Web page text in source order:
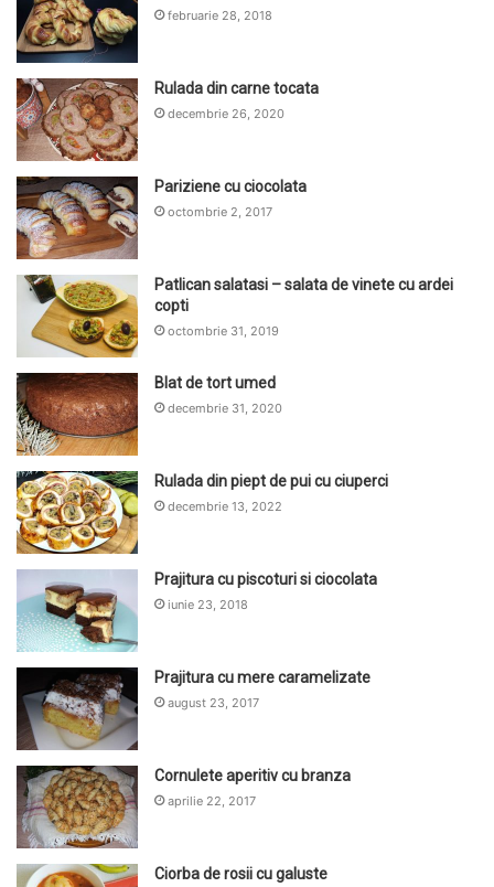
februarie 28, 2018
Rulada din carne tocata
decembrie 26, 2020
Pariziene cu ciocolata
octombrie 2, 2017
Patlican salatasi – salata de vinete cu ardei
copti
octombrie 31, 2019
Blat de tort umed
decembrie 31, 2020
Rulada din piept de pui cu ciuperci
decembrie 13, 2022
Prajitura cu piscoturi si ciocolata
iunie 23, 2018
Prajitura cu mere caramelizate
august 23, 2017
Cornulete aperitiv cu branza
aprilie 22, 2017
Ciorba de rosii cu galuste